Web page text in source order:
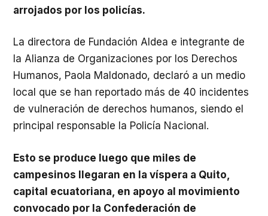
arrojados por los policías.
La directora de Fundación Aldea e integrante de
la Alianza de Organizaciones por los Derechos
Humanos, Paola Maldonado, declaró a un medio
local que se han reportado más de 40 incidentes
de vulneración de derechos humanos, siendo el
principal responsable la Policía Nacional.
Esto se produce luego que miles de
campesinos llegaran en la víspera a Quito,
capital ecuatoriana, en apoyo al movimiento
convocado por la Confederación de